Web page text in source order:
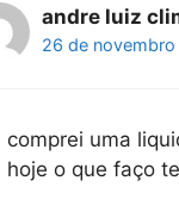
andre luiz
26 de
comprei uma
hoje o que faço